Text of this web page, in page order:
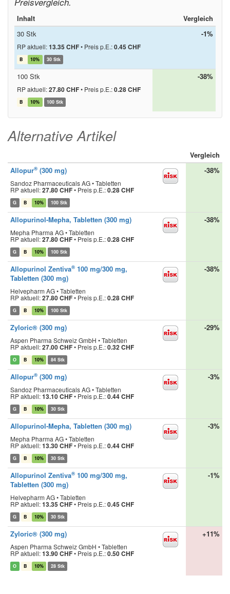
Inhalt
Vergleich
30 Stk
RP aktuell:13.35 CHF• Preis p.E.:0.45 CHF
B 10% 30 Stk
-1%
100 Stk
RP aktuell:27.80 CHF• Preis p.E.:0.28 CHF
B 10% 100 Stk
-38%
Alternative Artikel
Vergleich
Allopur® (300 mg)
Sandoz Pharmaceuticals AG • Tabletten
RP aktuell:27.80 CHF• Preis p.E.:0.28 CHF
G B 10% 100 Stk
-38%
Allopurinol-Mepha, Tabletten (300 mg)
Mepha Pharma AG • Tabletten
RP aktuell:27.80 CHF• Preis p.E.:0.28 CHF
G B 10% 100 Stk
-38%
Allopurinol Zentiva® 100 mg/300 mg,
Tabletten (300 mg)
Helvepharm AG • Tabletten
RP aktuell:27.80 CHF• Preis p.E.:0.28 CHF
G B 10% 100 Stk
-38%
Zyloric® (300 mg)
Aspen Pharma Schweiz GmbH • Tabletten
RP aktuell:27.00 CHF• Preis p.E.:0.32 CHF
O B 10% 84 Stk
-29%
Allopur® (300 mg)
Sandoz Pharmaceuticals AG • Tabletten
RP aktuell:13.10 CHF• Preis p.E.:0.44 CHF
G B 10% 30 Stk
-3%
Allopurinol-Mepha, Tabletten (300 mg)
Mepha Pharma AG • Tabletten
RP aktuell:13.30 CHF• Preis p.E.:0.44 CHF
G B 10% 30 Stk
-3%
Allopurinol Zentiva® 100 mg/300 mg,
Tabletten (300 mg)
Helvepharm AG • Tabletten
RP aktuell:13.35 CHF• Preis p.E.:0.45 CHF
G B 10% 30 Stk
-1%
Zyloric® (300 mg)
Aspen Pharma Schweiz GmbH • Tabletten
RP aktuell:13.90 CHF• Preis p.E.:0.50 CHF
O B 10% 28 Stk
+11%